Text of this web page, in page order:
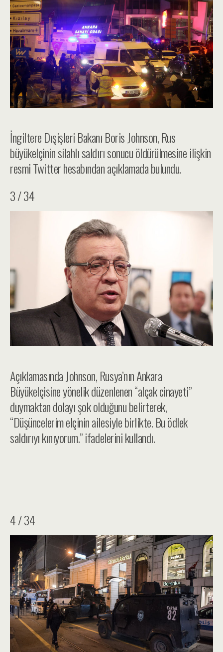
İngiltere Dışişleri Bakanı Boris Johnson, Rus
büyükelçinin silahlı saldırı sonucu öldürülmesine ilişkin
resmi Twitter hesabından açıklamada bulundu.
3 / 34
Açıklamasında Johnson, Rusya’nın Ankara
Büyükelçisine yönelik düzenlenen “alçak cinayeti”
duymaktan dolayı şok olduğunu belirterek,
“Düşüncelerim elçinin ailesiyle birlikte. Bu ödlek
saldırıyı kınıyorum.” ifadelerini kullandı.
4 / 34